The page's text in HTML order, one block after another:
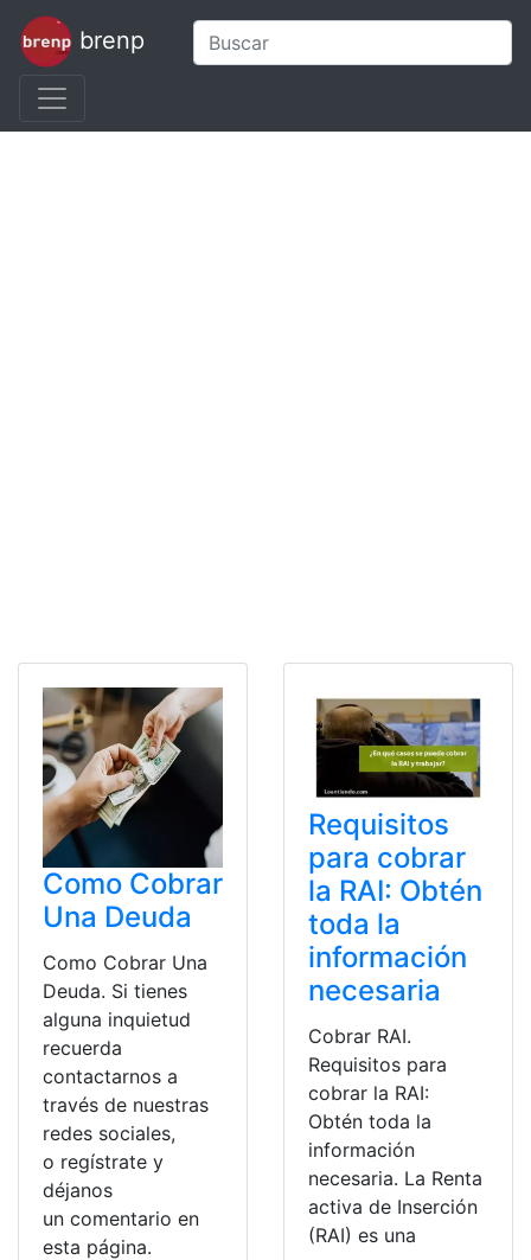
brenp
Como Cobrar
Una Deuda
Como Cobrar Una
Deuda. Si tienes
alguna inquietud
recuerda
contactarnos a
través de nuestras
redes sociales,
o regístrate y
déjanos
un comentario en
esta página.
Requisitos
para cobrar
la RAI: Obtén
toda la
información
necesaria
Cobrar RAI.
Requisitos para
cobrar la RAI:
Obtén toda la
información
necesaria. La Renta
activa de Inserción
(RAI) es una